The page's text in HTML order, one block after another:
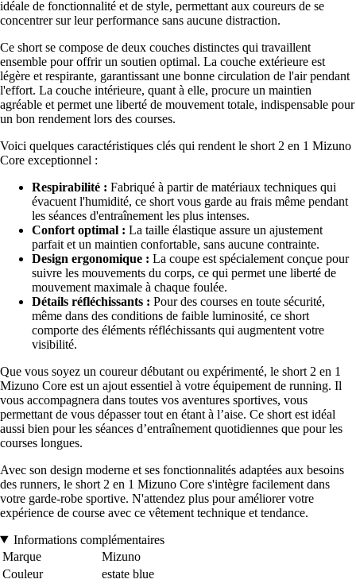
idéale de fonctionnalité et de style, permettant aux coureurs de se
concentrer sur leur performance sans aucune distraction.
Ce short se compose de deux couches distinctes qui travaillent
ensemble pour offrir un soutien optimal. La couche extérieure est
légère et respirante, garantissant une bonne circulation de l'air pendant
l'effort. La couche intérieure, quant à elle, procure un maintien
agréable et permet une liberté de mouvement totale, indispensable pour
un bon rendement lors des courses.
Voici quelques caractéristiques clés qui rendent le short 2 en 1 Mizuno
Core exceptionnel :
Respirabilité : Fabriqué à partir de matériaux techniques qui
évacuent l'humidité, ce short vous garde au frais même pendant
les séances d'entraînement les plus intenses.
Confort optimal : La taille élastique assure un ajustement
parfait et un maintien confortable, sans aucune contrainte.
Design ergonomique : La coupe est spécialement conçue pour
suivre les mouvements du corps, ce qui permet une liberté de
mouvement maximale à chaque foulée.
Détails réfléchissants : Pour des courses en toute sécurité,
même dans des conditions de faible luminosité, ce short
comporte des éléments réfléchissants qui augmentent votre
visibilité.
Que vous soyez un coureur débutant ou expérimenté, le short 2 en 1
Mizuno Core est un ajout essentiel à votre équipement de running. Il
vous accompagnera dans toutes vos aventures sportives, vous
permettant de vous dépasser tout en étant à l’aise. Ce short est idéal
aussi bien pour les séances d’entraînement quotidiennes que pour les
courses longues.
Avec son design moderne et ses fonctionnalités adaptées aux besoins
des runners, le short 2 en 1 Mizuno Core s'intègre facilement dans
votre garde-robe sportive. N'attendez plus pour améliorer votre
expérience de course avec ce vêtement technique et tendance.
Informations complémentaires
Marque
Mizuno
Couleur
estate blue